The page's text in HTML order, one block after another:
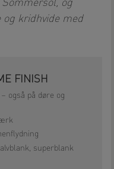
Sommersol, og
kridhvide med
FINISH
også på døre og
superblank